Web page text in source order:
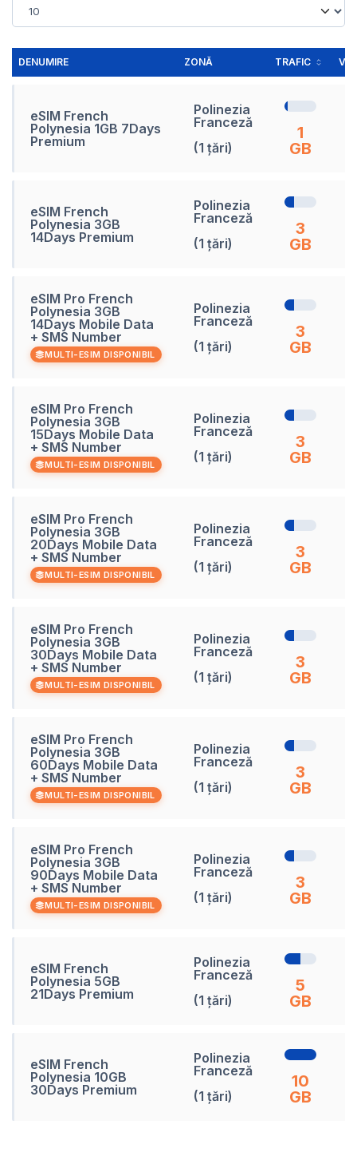
DENUMIRE ZONĂ TRAFIC
eSIM French
Polynesia 1GB 7Days
Premium
Polinezia
Franceză
(1 țări)
1
GB
eSIM French
Polynesia 3GB
14Days Premium
Polinezia
Franceză
(1 țări)
3
GB
eSIM Pro French
Polynesia 3GB
14Days Mobile Data
+ SMS Number
MULTI-ESIM DISPONIBIL
Polinezia
Franceză
(1 țări)
3
GB
eSIM Pro French
Polynesia 3GB
15Days Mobile Data
+ SMS Number
MULTI-ESIM DISPONIBIL
Polinezia
Franceză
(1 țări)
3
GB
eSIM Pro French
Polynesia 3GB
20Days Mobile Data
+ SMS Number
MULTI-ESIM DISPONIBIL
Polinezia
Franceză
(1 țări)
3
GB
eSIM Pro French
Polynesia 3GB
30Days Mobile Data
+ SMS Number
MULTI-ESIM DISPONIBIL
Polinezia
Franceză
(1 țări)
3
GB
eSIM Pro French
Polynesia 3GB
60Days Mobile Data
+ SMS Number
MULTI-ESIM DISPONIBIL
Polinezia
Franceză
(1 țări)
3
GB
eSIM Pro French
Polynesia 3GB
90Days Mobile Data
+ SMS Number
MULTI-ESIM DISPONIBIL
Polinezia
Franceză
(1 țări)
3
GB
eSIM French
Polynesia 5GB
21Days Premium
Polinezia
Franceză
(1 țări)
5
GB
eSIM French
Polynesia 10GB
30Days Premium
Polinezia
Franceză
(1 țări)
10
GB